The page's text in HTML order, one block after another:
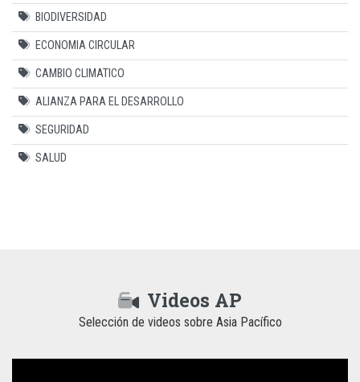
BIODIVERSIDAD
ECONOMIA CIRCULAR
CAMBIO CLIMATICO
ALIANZA PARA EL DESARROLLO
SEGURIDAD
SALUD
Videos AP
Selección de videos sobre Asia Pacífico